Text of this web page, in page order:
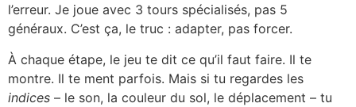
l’erreur. Je joue avec 3 tours spécialisés, pas 5
généraux. C’est ça, le truc : adapter, pas forcer.
À chaque étape, le jeu te dit ce qu’il faut faire. Il te
montre. Il te ment parfois. Mais si tu regardes les
indices – le son, la couleur du sol, le déplacement – tu